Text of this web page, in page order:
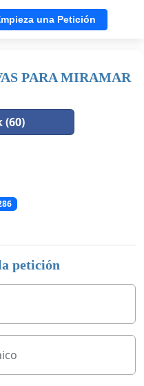
una Petición
PARA MIRAMAR
(60)
petición